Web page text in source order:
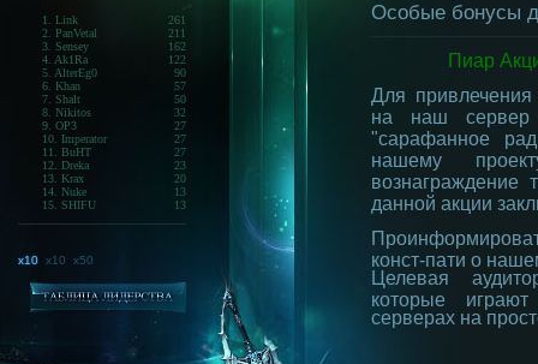
1. Link
261
2. PanVetal
211
3. Sensey
162
4. Ak1Ra
122
5. AlterEg0
90
6. Khan
57
7. Shalt
50
8. Nikitos
32
9. OP3
27
10. Imperator
27
11. BuHT
27
12. Dreka
23
13. Krax
20
14. Nuke
13
15. SHIFU
13
x10 x10 x50
Особые бонусы
Пиар
Для привлечения
на наш сервер
"сарафанное
нашему
вознаграждение
данной акции
конст-пати о
Целевая
которые
серверах на